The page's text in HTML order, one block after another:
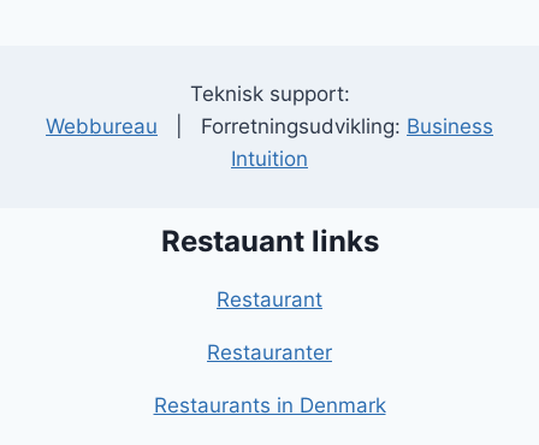
Teknisk support:
Webbureau | Forretningsudvikling: Business
Intuition
Restauant links
Restaurant
Restauranter
Restaurants in Denmark